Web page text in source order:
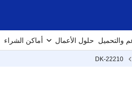
والتحميل حلول الأعمال أماكن الشراء
DK-22210